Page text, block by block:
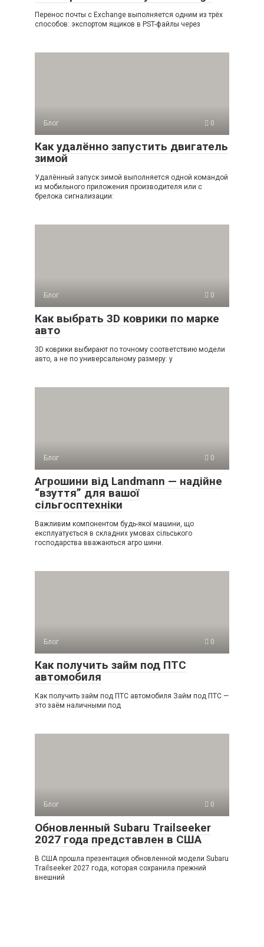
Перенос почты с Exchange выполняется одним из трёх
способов: экспортом ящиков в PST-файлы через
Блог 0
Как удалённо запустить двигатель
зимой
Удалённый запуск зимой выполняется одной командой
из мобильного приложения производителя или с
брелока сигнализации:
Блог 0
Как выбрать 3D коврики по марке
авто
3D коврики выбирают по точному соответствию модели
авто, а не по универсальному размеру: у
Блог 0
Агрошини від Landmann — надійне
“взуття” для вашої
сільгосптехніки
Важливим компонентом будь-якої машини, що
експлуатується в складних умовах сільського
господарства вважаються агро шини.
Блог 0
Как получить займ под ПТС
автомобиля
Как получить займ под ПТС автомобиля Займ под ПТС —
это заём наличными под
Блог 0
Обновленный Subaru Trailseeker
2027 года представлен в США
В США прошла презентация обновленной модели Subaru
Trailseeker 2027 года, которая сохранила прежний
внешний